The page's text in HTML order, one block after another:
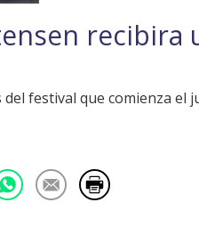
recibira
festival que comienza el